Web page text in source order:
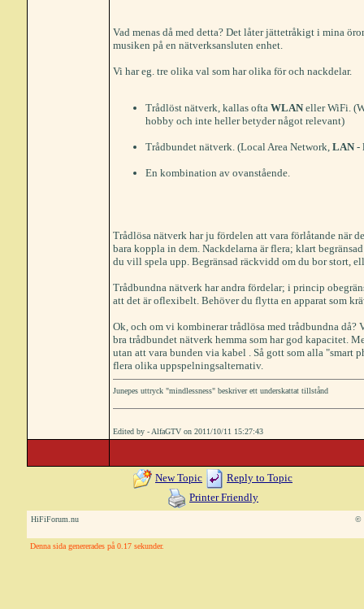
Vad menas då med detta? Det låter jättetråkigt i mina
musiken på en nätverksansluten enhet.
Vi har eg. tre olika val som har olika för och nackdelar.
Trådlöst nätverk, kallas ofta WLANeller WiFi.
hobby och inte heller betyder något relevant)
Trådbundet nätverk. (Local Area Network, LAN-
En kombination av ovanstående.
Trådlösa nätverk har ju fördelen att vara förlåtande när
bara koppla in dem. Nackdelarna är flera; klart
du vill spela upp. Begränsad räckvidd om du bor stort,
Trådbundna nätverk har andra fördelar; i princip
att det är oflexibelt. Behöver du flytta en apparat som
Ok, och om vi kombinerar trådlösa med trådbundna
bra trådbundet nätverk hemma som har god kapacitet.
utan att vara bunden via kabel . Så gott som alla
flera olika uppspelningsalternativ.
Junepes uttryck "mindlessness" beskriver ett underskattat tillstånd
Edited by - AlfaGTV on 2011/10/11 15:27:43
New Topic
Reply to Topic
Printer Friendly
HiFiForum.nu ©
Denna sida genererades på 0.17 sekunder.